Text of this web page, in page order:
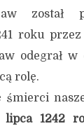
został
roku
odegrał
rolę.
śmierci
lipca 1242